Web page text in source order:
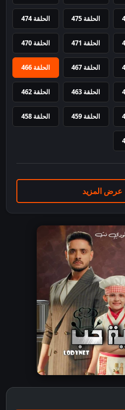
الحلقة 475 الحلقة 474
الحلقة 471 الحلقة 470
الحلقة 467 الحلقة 466
الحلقة 463 الحلقة 462
الحلقة 459 الحلقة 458
عرض المزيد